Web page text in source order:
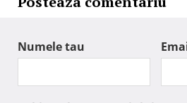
Numele tau